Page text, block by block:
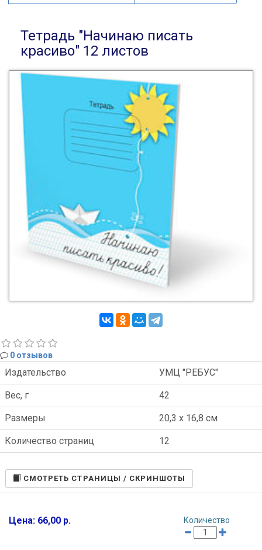
Тетрадь "Начинаю писать
красиво" 12 листов
0 отзывов
Издательство УМЦ "РЕБУС"
Вес, г 42
Размеры 20,3 x 16,8 см
Количество страниц 12
CМОТРЕТЬ СТРАНИЦЫ / СКРИНШОТЫ
Цена: 66,00 р. Количество